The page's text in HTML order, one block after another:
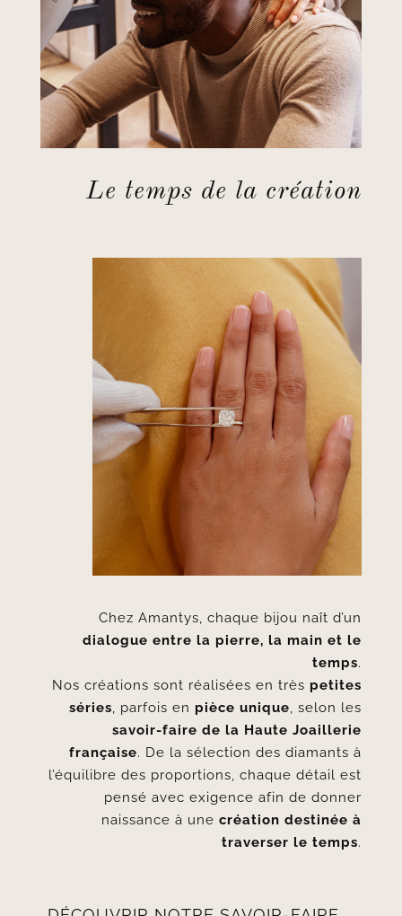
Le temps de la création
Chez Amantys, chaque bijou naît d’un
dialogue entre la pierre, la main et le
temps.
Nos créations sont réalisées en très petites
séries, parfois en pièce unique, selon les
savoir-faire de la Haute Joaillerie
française. De la sélection des diamants à
l’équilibre des proportions, chaque détail est
pensé avec exigence afin de donner
naissance à unecréation destinée à
traverser le temps.